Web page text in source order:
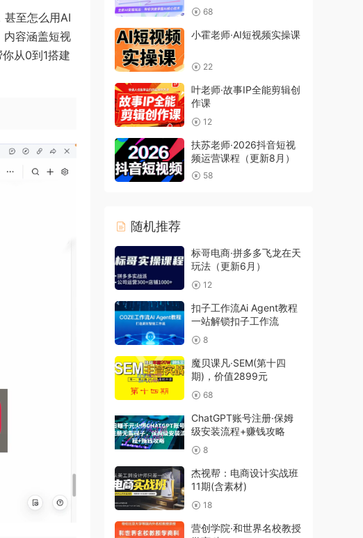
甚至怎么用AI
容涵盖短视
从0到1搭建
68
小霍老师·AI短视频实操课
22
叶老师·故事IP全能剪辑创
作课
12
扶苏老师·2026抖音短视
频运营课程（更新8月）
58
随机推荐
标哥电商·拼多多飞龙在天
玩法（更新6月）
12
扣子工作流Ai Agent教程
一站解锁扣子工作流
8
魔贝课凡·SEM(第十四
期)，价值2899元
68
ChatGPT账号注册·保姆
级安装流程+赚钱攻略
8
杰视帮：电商设计实战班
11期(含素材)
18
营创学院·和世界名校教授